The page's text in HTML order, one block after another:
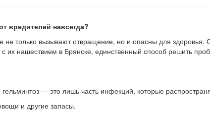
вредителей навсегда?
только вызывают отвращение, но и опасны для
их нашествием в Брянске, единственный способ решить
— это лишь часть инфекций, которые
и другие запасы.